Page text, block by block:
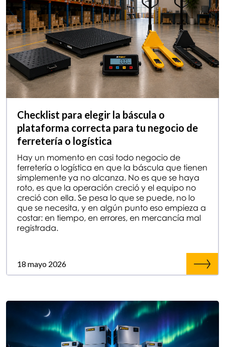
Checklist para elegir la báscula o
plataforma correcta para tu negocio de
ferretería o logística
Hay un momento en casi todo negocio de
ferretería o logística en que la báscula que tienen
simplemente ya no alcanza. No es que se haya
roto, es que la operación creció y el equipo no
creció con ella. Se pesa lo que se puede, no lo
que se necesita, y en algún punto eso empieza a
costar: en tiempo, en errores, en mercancía mal
registrada.
18 mayo 2026